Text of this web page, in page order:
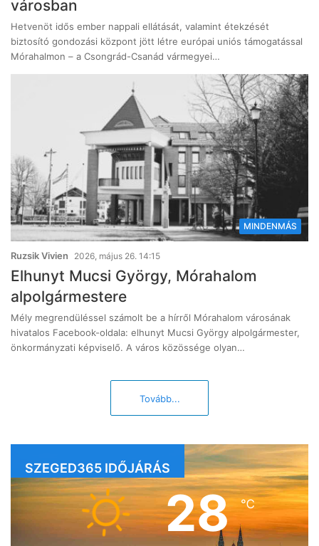
városban
Hetvenöt idős ember nappali ellátását, valamint étekzését
biztosító gondozási központ jött létre európai uniós támogatással
Mórahalmon – a Csongrád-Csanád vármegyei…
MINDENMÁS
Ruzsik Vivien 2026, május 26. 14:15
Elhunyt Mucsi György, Mórahalom
alpolgármestere
Mély megrendüléssel számolt be a hírről Mórahalom városának
hivatalos Facebook-oldala: elhunyt Mucsi György alpolgármester,
önkormányzati képviselő. A város közössége olyan…
Tovább...
SZEGED365 IDŐJÁRÁS
28℃